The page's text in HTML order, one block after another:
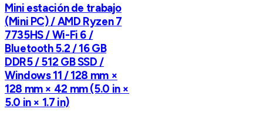
Mini estación de trabajo
(Mini PC) / AMD Ryzen 7
7735HS / Wi-Fi 6 /
Bluetooth 5.2 / 16 GB
DDR5 / 512 GB SSD /
Windows 11 / 128 mm ×
128 mm × 42 mm (5.0 in ×
5.0 in × 1.7 in)